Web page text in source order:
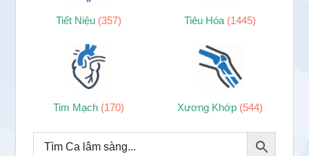
Tiết Niệu (357) Tiêu Hóa (1445)
Tim Mạch (170) Xương Khớp (544)